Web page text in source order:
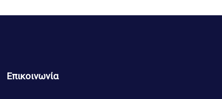
Επικοινωνία